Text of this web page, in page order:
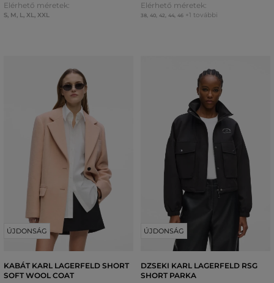
Elérhető méretek:
S, M, L, XL, XXL
Elérhető méretek:
38, 40, 42 44, 46 +1 további
ÚJDONSÁG
KABÁT KARL LAGERFELD SHORT
SOFT WOOL COAT
ÚJDONSÁG
DZSEKI KARL LAGERFELD RSG
SHORT PARKA